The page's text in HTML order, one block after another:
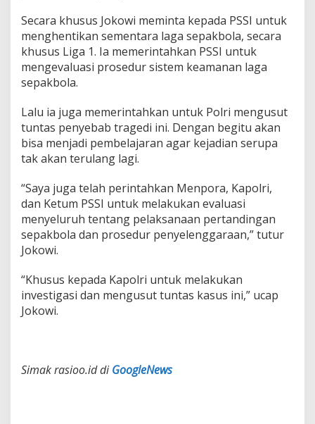
Secara khusus Jokowi meminta kepada PSSI untuk
menghentikan sementara laga sepakbola, secara
khusus Liga 1. Ia memerintahkan PSSI untuk
mengevaluasi prosedur sistem keamanan laga
sepakbola.
Lalu ia juga memerintahkan untuk Polri mengusut
tuntas penyebab tragedi ini. Dengan begitu akan
bisa menjadi pembelajaran agar kejadian serupa
tak akan terulang lagi.
“Saya juga telah perintahkan Menpora, Kapolri,
dan Ketum PSSI untuk melakukan evaluasi
menyeluruh tentang pelaksanaan pertandingan
sepakbola dan prosedur penyelenggaraan,” tutur
Jokowi.
“Khusus kepada Kapolri untuk melakukan
investigasi dan mengusut tuntas kasus ini,” ucap
Jokowi.
Simak rasioo.id di GoogleNews